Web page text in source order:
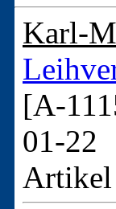
Karl-
[A-
01-22